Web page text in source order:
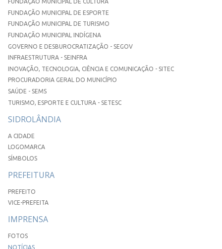
FUNDAÇÃO MUNICIPAL DE CULTURA
FUNDAÇÃO MUNICIPAL DE ESPORTE
FUNDAÇÃO MUNICIPAL DE TURISMO
FUNDAÇÃO MUNICIPAL INDÍGENA
GOVERNO E DESBUROCRATIZAÇÃO - SEGOV
INFRAESTRUTURA - SEINFRA
INOVAÇÃO, TECNOLOGIA, CIÊNCIA E COMUNICAÇÃO - SITEC
PROCURADORIA GERAL DO MUNICÍPIO
SAÚDE - SEMS
TURISMO, ESPORTE E CULTURA - SETESC
SIDROLÂNDIA
A CIDADE
LOGOMARCA
SÍMBOLOS
PREFEITURA
PREFEITO
VICE-PREFEITA
IMPRENSA
FOTOS
NOTÍCIAS